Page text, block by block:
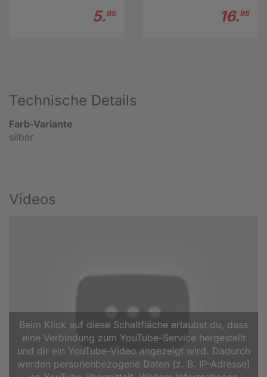
5.95 16.95
Technische Details
Farb-Variante
silber
Videos
Beim Klick auf diese Schaltfläche erlaubst du, dass
eine Verbindung zum YouTube-Service hergestellt
und dir ein YouTube-Video angezeigt wird. Dadurch
werden personenbezogene Daten (z. B. IP-Adresse)